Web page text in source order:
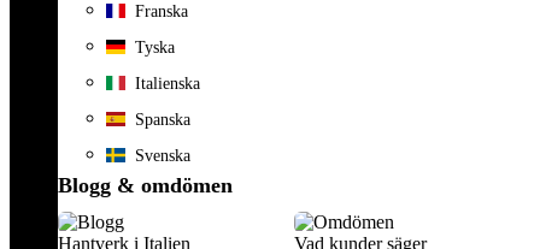
Franska
Tyska
Italienska
Spanska
Svenska
Blogg & omdömen
Hantverk i Italien
Vad kunder säger